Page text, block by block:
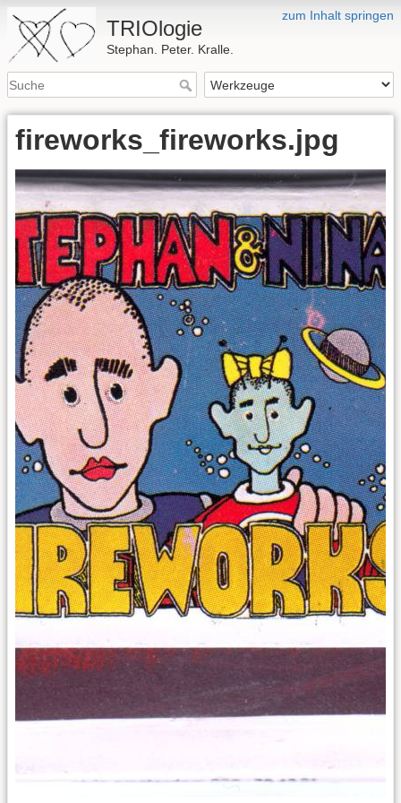
zum Inhalt springen
TRIOlogie
Stephan. Peter. Kralle.
fireworks_fireworks.jpg